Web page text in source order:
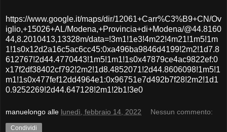
https://www.google.it/maps/dir/12061+Carr%C3%B9+CN/Ov
iglio,+15026+AL/Modena,+Provincia+di+Modena/@44.8160
44,8.2010413,13328m/data=!3m1!1e3!4m22!4m21!1m5!1m
1!1s0x12d2a16c5ac6cc45:0xa496ba9846d4199!2m2!1d7.8
612767!2d44.4770443!1m5!1m1!1s0x47879ce4ac9822ef:0
x17f2df38402cf792!2m2!1d8.4852071!2d44.8606098!1m5!1
m1!1s0x477fef12dd4964e1:0x96751e7d492b7f28!2m2!1d1
0.9252269!2d44.647128!2m1!2b1!3e0
manuelongo alle lunedì, febbraio 14, 2022 Nessun commento:
Condividi